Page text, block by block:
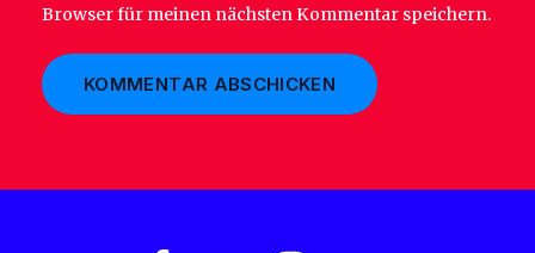
Browser für meinen nächsten Kommentar speichern.